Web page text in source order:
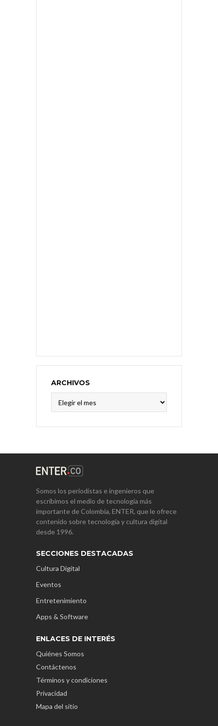
ARCHIVOS
Somos los periodistas e ingenieros que
escribimos el medio de tecnología más
importante de Colombia, ENTER, que le ofrece
contenido sobre tecnología y cultura digital
desde 1996.
SECCIONES DESTACADAS
Cultura Digital
Eventos
Entretenimiento
Apps & Software
ENLACES DE INTERÉS
Quiénes Somos
Contáctenos
Términos y condiciones
Privacidad
Mapa del sitio